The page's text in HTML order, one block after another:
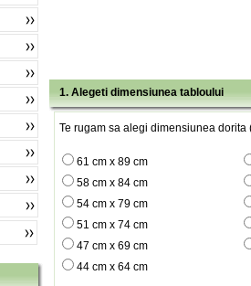
1. Alegeti dimensiunea tabloului
Te rugam sa alegi dimensiunea dorita
61 cm x 89 cm
58 cm x 84 cm
54 cm x 79 cm
51 cm x 74 cm
47 cm x 69 cm
44 cm x 64 cm